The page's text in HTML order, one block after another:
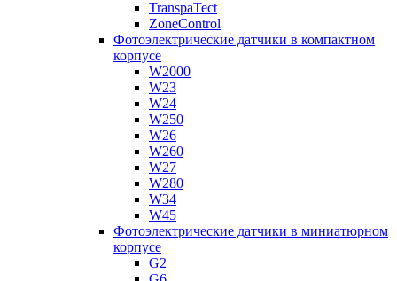
TranspaTect
ZoneControl
Фотоэлектрические датчики в компактном
корпусе
W2000
W23
W24
W250
W26
W260
W27
W280
W34
W45
Фотоэлектрические датчики в миниатюрном
корпусе
G2